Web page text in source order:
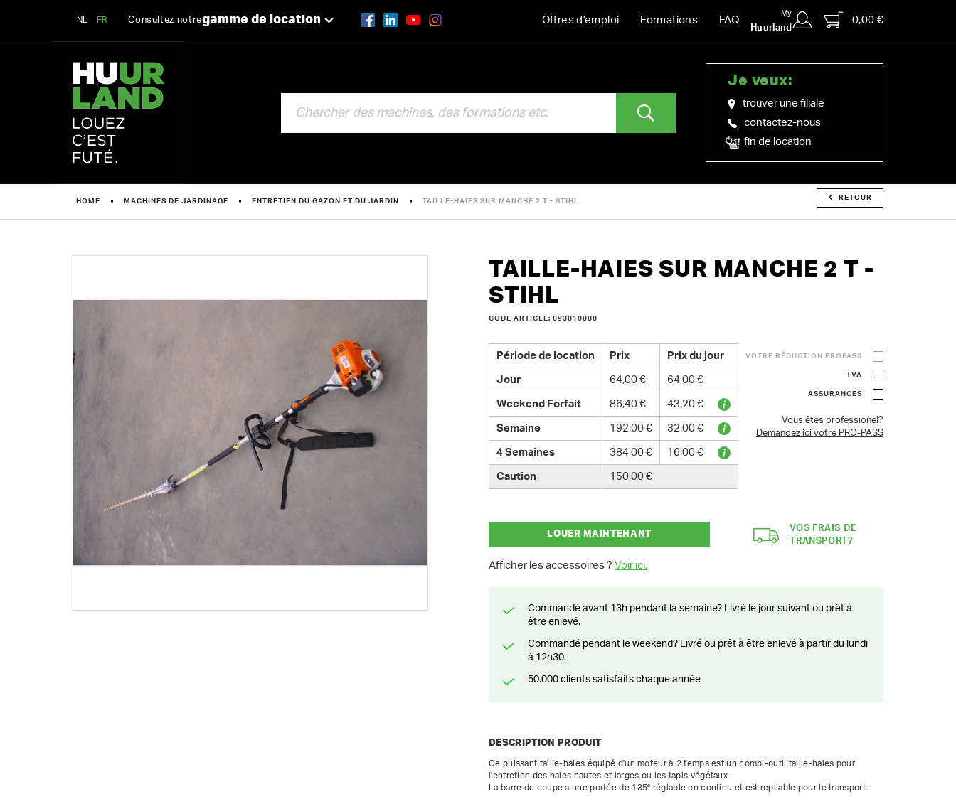
NL FR Consultez notregamme de location Offres d’emploi Formations FAQ
My
Huurland
0,00 €
Je veux:
trouver une filiale
contactez-nous
fin de location
HOME MACHINES DE JARDINAGE ENTRETIEN DU GAZON ET DU JARDIN TAILLE-HAIES SUR MANCHE 2 T - STIHL RETOUR
TAILLE-HAIES SUR MANCHE 2 T -
STIHL
CODE ARTICLE: 093010000
Période de location Prix Prix du jour
Jour 64,00 € 64,00 €
Weekend Forfait 86,40 € 43,20 €
Semaine 192,00 € 32,00 €
4 Semaines 384,00 € 16,00 €
Caution 150,00 €
VOTRE RÉDUCTION PROPASS
TVA
ASSURANCES
Vous êtes professionel?
Demandez ici votre PRO-PASS
LOUER MAINTENANT
Afficher les accessoires ? Voir ici.
VOS FRAIS DE
TRANSPORT?
Commandé avant 13h pendant la semaine? Livré le jour suivant ou prêt à
être enlevé.
Commandé pendant le weekend? Livré ou prêt à être enlevé à partir du lundi
à 12h30.
50.000 clients satisfaits chaque année
DESCRIPTION PRODUIT
Ce puissant taille-haies équipé d'un moteur à 2 temps est un combi-outil taille-haies pour
l'entretien des haies hautes et larges ou les tapis végétaux.
La barre de coupe a une portée de 135° réglable en continu et est repliable pour le transport.